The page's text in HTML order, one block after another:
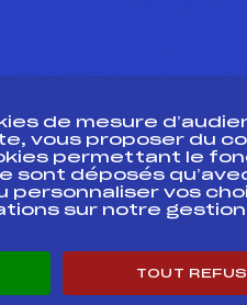
sportif fédéral
de mesure
vous proposer du
permettant le
sont déposés
personnaliser vos
sur notre
TOUT